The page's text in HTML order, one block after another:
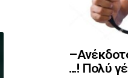
…! Πολύ